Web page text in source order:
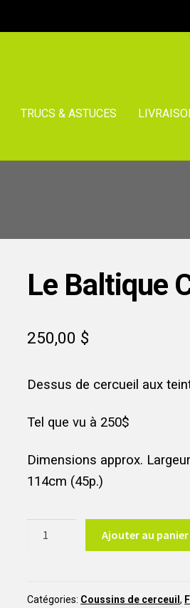
TRUCS & ASTUCES
Le Baltique
250,00 $
Dessus de cercueil aux
Tel que vu à 250$
Dimensions approx.
114cm (45p.)
CC1
Ajouter au panier
Catégories: Coussins de cerceuil,